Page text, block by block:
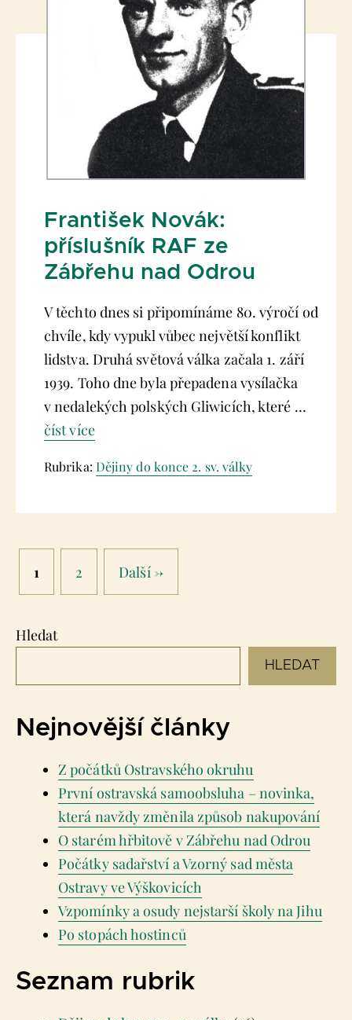
František Novák:
příslušník RAF ze
Zábřehu nad Odrou
V těchto dnes si připomínáme 80. výročí od
chvíle, kdy vypukl vůbec největší konflikt
lidstva. Druhá světová válka začala 1. září
1939. Toho dne byla přepadena vysílačka
v nedalekých polských Gliwicích, které …
číst více
Rubrika: Dějiny do konce 2. sv. války
Stránka
1 Stránka
2 Další →
Hledat
HLEDAT
Nejnovější články
Z počátků Ostravského okruhu
První ostravská samoobsluha – novinka,
která navždy změnila způsob nakupování
O starém hřbitově v Zábřehu nad Odrou
Počátky sadařství a Vzorný sad města
Ostravy ve Výškovicích
Vzpomínky a osudy nejstarší školy na Jihu
Po stopách hostinců
Seznam rubrik